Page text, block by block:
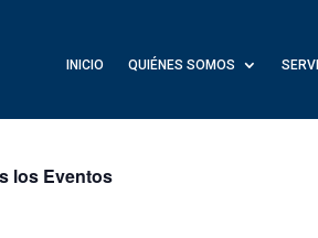
INICIO QUIÉNES SOMOS
los Eventos